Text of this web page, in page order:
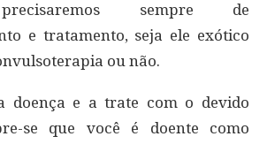
sempre de
e tratamento, seja ele exótico
ou não.
doença e a trate com o devido
se que você é doente como